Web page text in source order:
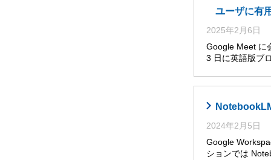
ユーザに有
2025年2月6日
Google Meet に
3 日に英語版ブ
2024年2月5日
Google
ションでは